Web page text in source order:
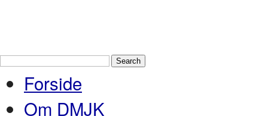
Forside
Om DMJK